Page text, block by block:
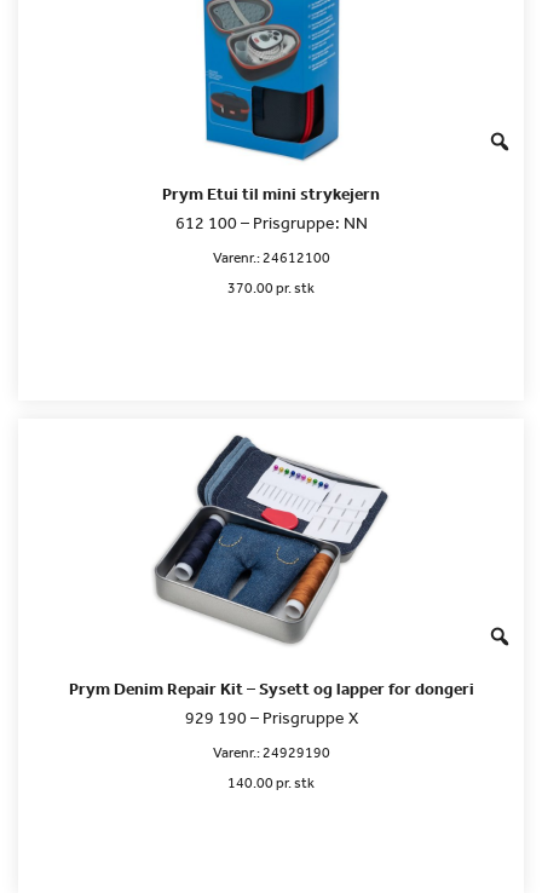
Prym Etui til mini strykejern
612 100 – Prisgruppe: NN
Varenr.:24612100
370.00 pr. stk
Prym Denim Repair Kit – Sysett og lapper for dongeri
929 190 – Prisgruppe X
Varenr.:24929190
140.00 pr. stk